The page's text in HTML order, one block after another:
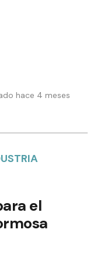
hace 4 meses
el